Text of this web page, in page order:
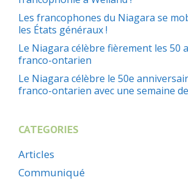
Les francophones du Niagara se
les États généraux !
Le Niagara célèbre fièrement les 50
franco-ontarien
Le Niagara célèbre le 50e
franco-ontarien avec une semaine
CATEGORIES
Articles
Communiqué